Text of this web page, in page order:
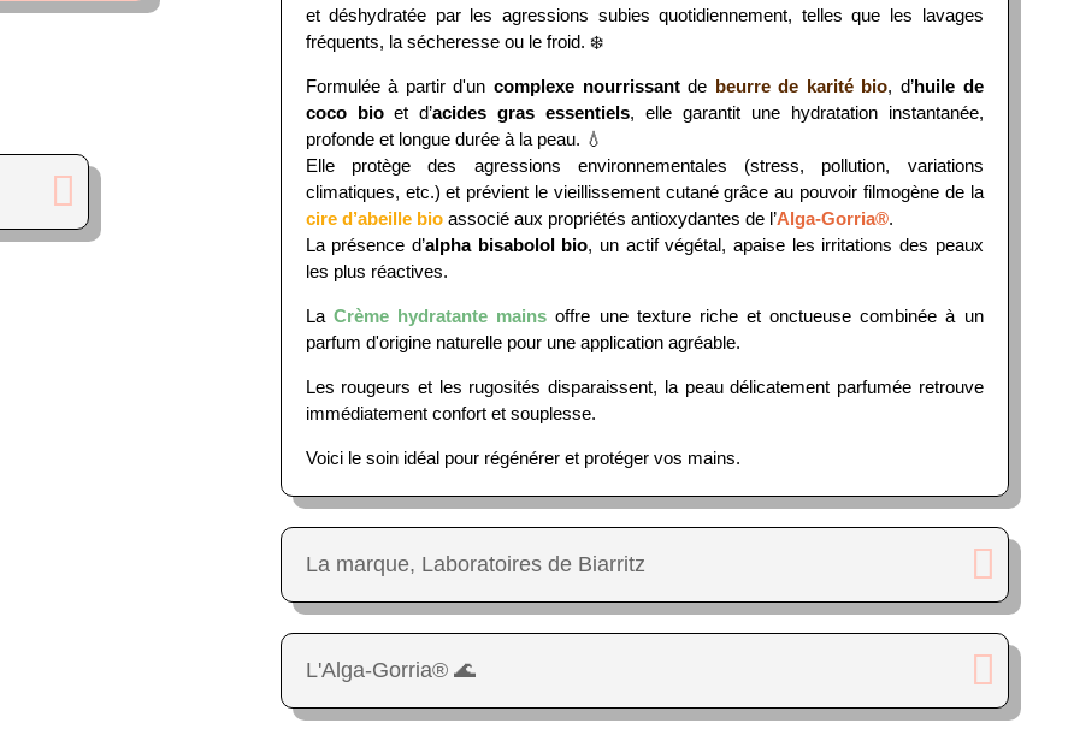
et déshydratée par les agressions subies quotidiennement, telles que les lavages
fréquents, la sécheresse ou le froid. ❄️
Formulée à partir d'un complexe nourrissantde beurre de karité bio, d’huile de
coco bioet d’acides gras essentiels, elle garantit une hydratation instantanée,
profonde et longue durée à la peau. 💧
Elle protège des agressions environnementales (stress, pollution, variations
climatiques, etc.) et prévient le vieillissement cutané grâce au pouvoir filmogène de la
cire d’abeille bioassocié aux propriétés antioxydantes de l’Alga-Gorria®.
La présence d’alpha bisabolol bio, un actif végétal, apaise les irritations des peaux
les plus réactives.
La Crème hydratante mains offre une texture riche et onctueuse combinée à un
parfum d'origine naturelle pour une application agréable.
Les rougeurs et les rugosités disparaissent, la peau délicatement parfumée retrouve
immédiatement confort et souplesse.
Voici le soin idéal pour régénérer et protéger vos mains.
La marque, Laboratoires de Biarritz
L'Alga-Gorria® 🌊